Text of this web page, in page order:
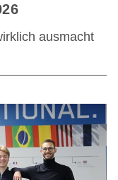
ausmacht